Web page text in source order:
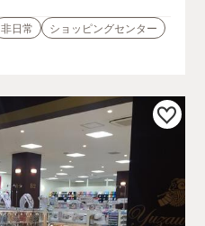
非日常
ショッピングセンター